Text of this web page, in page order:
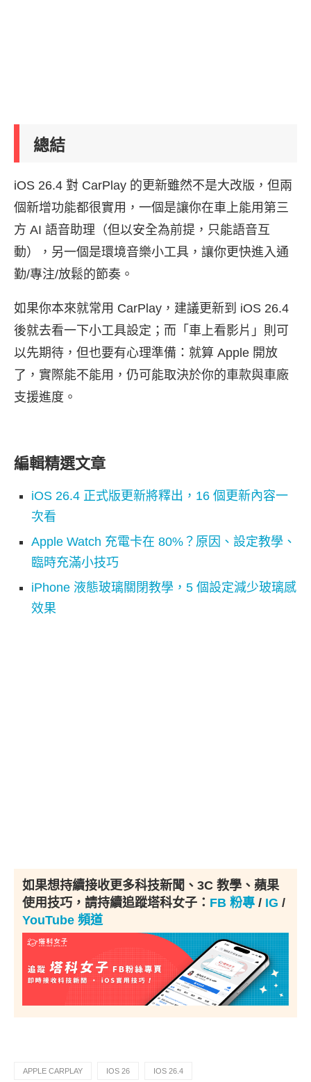
總結
iOS 26.4 對 CarPlay 的更新雖然不是大改版，但兩
個新增功能都很實用，一個是讓你在車上能用第三
方 AI 語音助理（但以安全為前提，只能語音互
動），另一個是環境音樂小工具，讓你更快進入通
勤/專注/放鬆的節奏。
如果你本來就常用 CarPlay，建議更新到 iOS 26.4
後就去看一下小工具設定；而「車上看影片」則可
以先期待，但也要有心理準備：就算 Apple 開放
了，實際能不能用，仍可能取決於你的車款與車廠
支援進度。
編輯精選文章
iOS 26.4 正式版更新將釋出，16 個更新內容一
次看
Apple Watch 充電卡在 80%？原因、設定教學、
臨時充滿小技巧
iPhone 液態玻璃關閉教學，5 個設定減少玻璃感
效果
如果想持續接收更多科技新聞、3C 教學、蘋果
使用技巧，請持續追蹤塔科女子： FB 粉專 / IG /
YouTube 頻道
APPLE CARPLAY IOS 26 IOS 26.4